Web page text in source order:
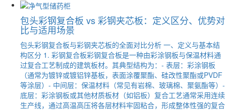
包头彩钢复合板 vs 彩钢夹芯板：定义区分、优势对
比与适用场景
包头彩钢复合板与彩钢夹芯板的全面对比分析 一、定义与基本结
构区分 1. 彩钢复合板彩钢复合板是一种由彩涂钢板与保温材料通
过复合工艺制成的建筑板材。其典型结构为：- 表层：彩涂钢板
（通常为镀锌或镀铝锌基板，表面涂覆聚酯、硅改性聚酯或PVDF
等涂层）- 中间层：保温材料（常见有岩棉、玻璃棉、聚氨酯等）-
底层：彩涂钢板或其他材质板材（如铝板）复合工艺通常采用连续
生产线，通过高温高压将各层材料牢固粘合，形成整体性强的复合